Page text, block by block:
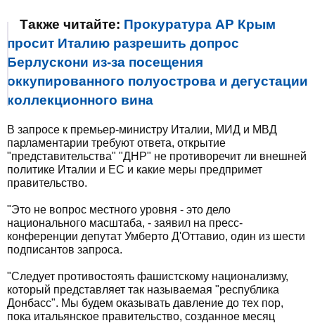
Также читайте: Прокуратура АР Крым
просит Италию разрешить допрос
Берлускони из-за посещения
оккупированного полуострова и дегустации
коллекционного вина
В запросе к премьер-министру Италии, МИД и МВД
парламентарии требуют ответа, открытие
"представительства" "ДНР" не противоречит ли внешней
политике Италии и ЕС и какие меры предпримет
правительство.
"Это не вопрос местного уровня - это дело
национального масштаба, - заявил на пресс-
конференции депутат Умберто Д'Оттавио, один из шести
подписантов запроса.
"Следует противостоять фашистскому национализму,
который представляет так называемая "республика
Донбасс". Мы будем оказывать давление до тех пор,
пока итальянское правительство, созданное месяц